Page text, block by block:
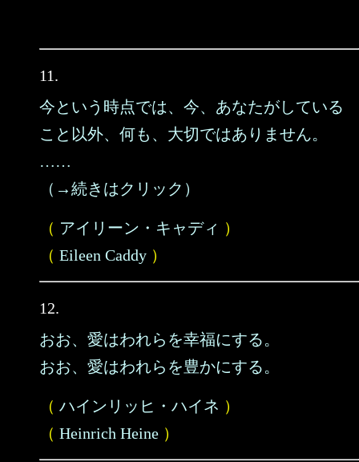
11.
今という時点では、今、あなたがしている
こと以外、何も、大切ではありません。
……
（→続きはクリック）
（ アイリーン・キャディ ）
（ Eileen Caddy ）
12.
おお、愛はわれらを幸福にする。
おお、愛はわれらを豊かにする。
（ ハインリッヒ・ハイネ ）
（ Heinrich Heine ）